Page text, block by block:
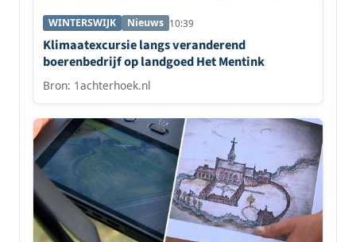
WINTERSWIJK Nieuws 10:39
Klimaatexcursie langs veranderend
boerenbedrijf op landgoed Het Mentink
Bron: 1achterhoek.nl